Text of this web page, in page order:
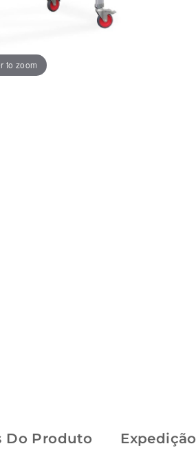
to zoom
Do Produto Expedição